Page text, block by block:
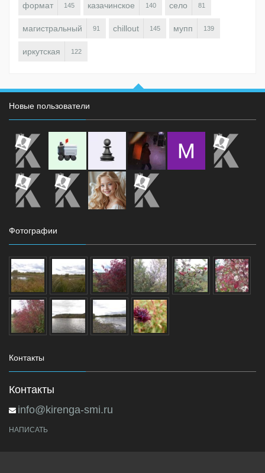
формат 145 казачинское 140 село 81
магистральный 91 chillout 145 мупп 139
иркутская 122
Новые пользователи
Фотографии
Контакты
Контакты
info@kirenga-smi.ru
НАПИСАТЬ